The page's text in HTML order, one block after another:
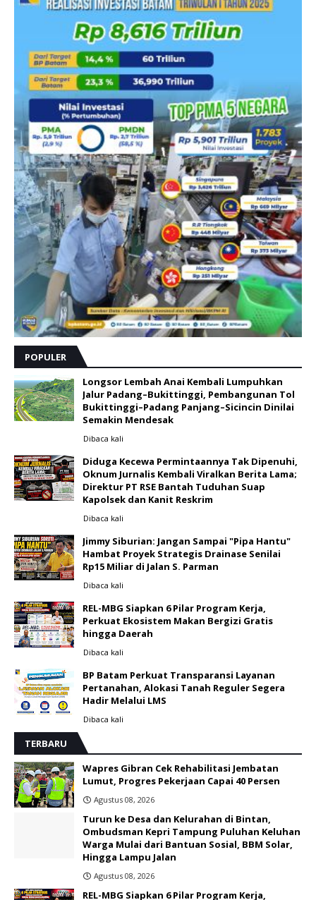
POPULER
Longsor Lembah Anai Kembali Lumpuhkan
Jalur Padang–Bukittinggi, Pembangunan Tol
Bukittinggi–Padang Panjang–Sicincin Dinilai
Semakin Mendesak
Dibaca kali
Diduga Kecewa Permintaannya Tak Dipenuhi,
Oknum Jurnalis Kembali Viralkan Berita Lama;
Direktur PT RSE Bantah Tuduhan Suap
Kapolsek dan Kanit Reskrim
Dibaca kali
Jimmy Siburian: Jangan Sampai "Pipa Hantu"
Hambat Proyek Strategis Drainase Senilai
Rp15 Miliar di Jalan S. Parman
Dibaca kali
REL-MBG Siapkan 6 Pilar Program Kerja,
Perkuat Ekosistem Makan Bergizi Gratis
hingga Daerah
Dibaca kali
BP Batam Perkuat Transparansi Layanan
Pertanahan, Alokasi Tanah Reguler Segera
Hadir Melalui LMS
Dibaca kali
TERBARU
Wapres Gibran Cek Rehabilitasi Jembatan
Lumut, Progres Pekerjaan Capai 40 Persen
Agustus 08, 2026
Turun ke Desa dan Kelurahan di Bintan,
Ombudsman Kepri Tampung Puluhan Keluhan
Warga Mulai dari Bantuan Sosial, BBM Solar,
Hingga Lampu Jalan
Agustus 08, 2026
REL-MBG Siapkan 6 Pilar Program Kerja,